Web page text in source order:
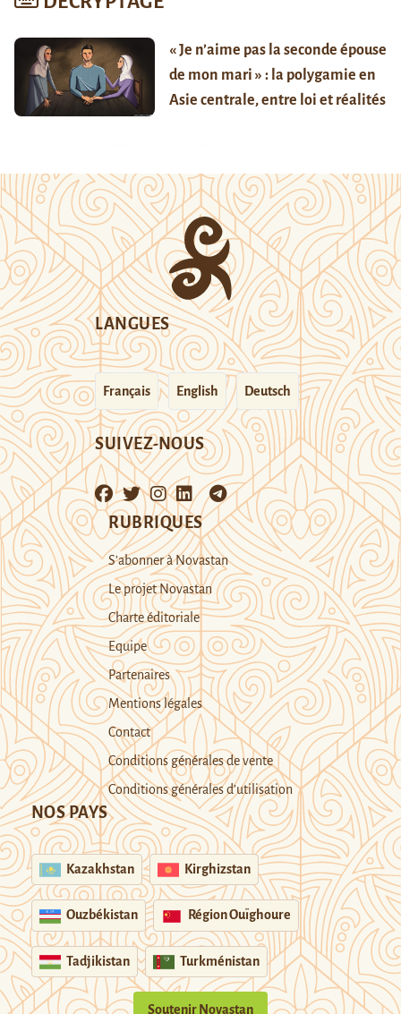
« Je n’aime pas la seconde épouse
de mon mari » : la polygamie en
Asie centrale, entre loi et réalités
LANGUES
Français English Deutsch
SUIVEZ-NOUS
RUBRIQUES
S’abonner à Novastan
Le projet Novastan
Charte éditoriale
Equipe
Partenaires
Mentions légales
Contact
Conditions générales de vente
Conditions générales d’utilisation
NOS PAYS
Kazakhstan Kirghizstan
Ouzbékistan Région Ouïghoure
Tadjikistan Turkménistan
Soutenir Novastan